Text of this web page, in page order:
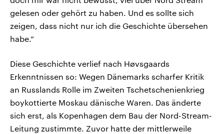
gelesen oder gehört zu haben. Und es sollte sich
zeigen, dass nicht nur ich die Geschichte übersehen
habe.“
Diese Geschichte verlief nach Høvsgaards
Erkenntnissen so: Wegen Dänemarks scharfer Kritik
an Russlands Rolle im Zweiten Tschetschenienkrieg
boykottierte Moskau dänische Waren. Das änderte
sich erst, als Kopenhagen dem Bau der Nord-Stream-
Leitung zustimmte. Zuvor hatte der mittlerweile